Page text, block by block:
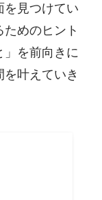
を見つけてい
めのヒント
」を前向きに
叶えていき